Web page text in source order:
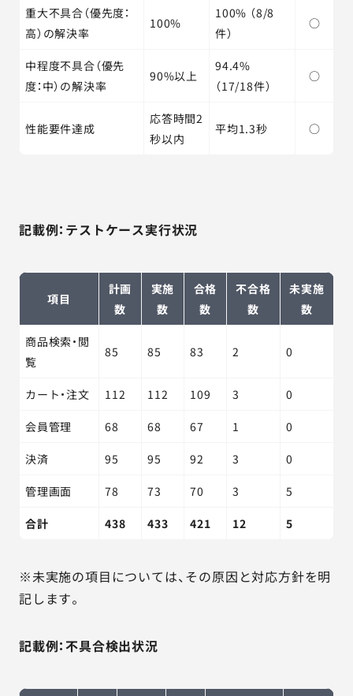
重大不具合（優先度：
高）の解決率
100%
100% （8/8
件）
○
中程度不具合（優先
度：中）の解決率
90%以上
94.4%
（17/18件）
○
性能要件達成
応答時間2
秒以内
平均1.3秒 ○
記載例：テストケース実行状況
項目
計画
数
実施
数
合格
数
不合格
数
未実施
数
商品検索・閲
覧
85 85 83 2 0
カート・注文 112 112 109 3 0
会員管理 68 68 67 1 0
決済 95 95 92 3 0
管理画面 78 73 70 3 5
合計 438 433 421 12 5
※未実施の項目については、その原因と対応方針を明
記します。
記載例：不具合検出状況